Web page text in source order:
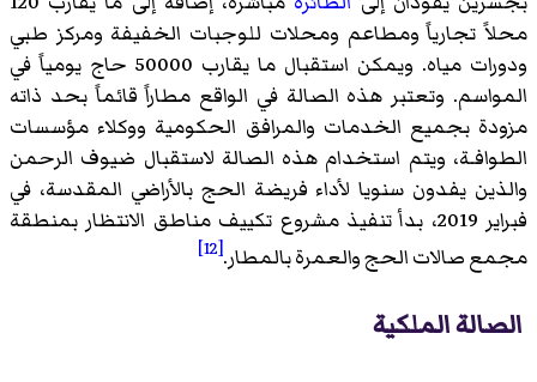
محلاً تجارياً ومطاعم ومحلات للوجبات الخفيفة ومركز طبي
ودورات مياه. ويمكن استقبال ما يقارب 50000 حاج يومياً في
المواسم. وتعتبر هذه الصالة في الواقع مطاراً قائماً بحد ذاته
مزودة بجميع الخدمات والمرافق الحكومية ووكلاء مؤسسات
الطوافـة، ويتم استخدام هذه الصالة لاستقبال ضيوف الرحمن
والذين يفدون سنويا لأداء فريضة الحج بالأراضي المقدسة، في
فبراير 2019، بدأ تنفيذ مشروع تكييف مناطق الانتظار بمنطقة
مجمع صالات الحج والعمرة بالمطار.[12]
الصالة الملكية